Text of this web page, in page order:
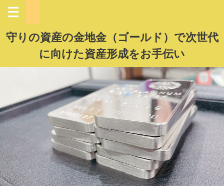
守りの資産の金地金（ゴールド）で次世代
に向けた資産形成をお手伝い